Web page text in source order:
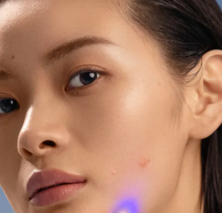
Användarprofil
Mina enheter
Mina beställningar
Mina adresser
Mina prenumerationer
Tech Elixir
Set
Español
中文 繁體中文